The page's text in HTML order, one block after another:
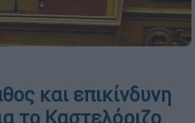
και επικίνδυνη